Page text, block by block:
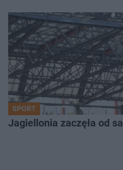
SPORT
Jagiellonia zaczęła od